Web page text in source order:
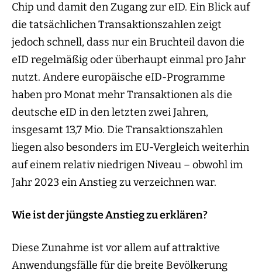
Chip und damit den Zugang zur eID. Ein Blick auf
die tatsächlichen Transaktionszahlen zeigt
jedoch schnell, dass nur ein Bruchteil davon die
eID regelmäßig oder überhaupt einmal pro Jahr
nutzt. Andere europäische eID-Programme
haben pro Monat mehr Transaktionen als die
deutsche eID in den letzten zwei Jahren,
insgesamt 13,7 Mio. Die Transaktionszahlen
liegen also besonders im EU-Vergleich weiterhin
auf einem relativ niedrigen Niveau – obwohl im
Jahr 2023 ein Anstieg zu verzeichnen war.
Wie ist der jüngste Anstieg zu erklären?
Diese Zunahme ist vor allem auf attraktive
Anwendungsfälle für die breite Bevölkerung